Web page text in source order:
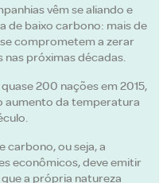
vêm se aliando e
de baixo carbono: mais de
comprometem a zerar
nas próximas décadas.
200 nações em 2015,
aumento da temperatura
carbono, ou seja, a
econômicos, deve emitir
a própria natureza